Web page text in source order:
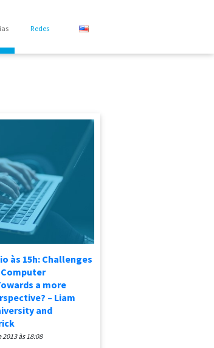
Redes
às 15h: Challenges
a more
– Liam
and
às 18:08